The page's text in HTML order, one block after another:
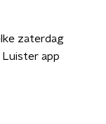
zaterdag
app